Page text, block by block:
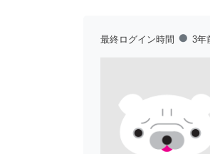
最終ログイン時間 fiber_manual_record 3年